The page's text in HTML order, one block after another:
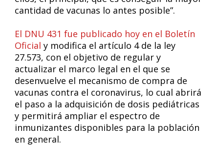
cantidad de vacunas lo antes posible”.
El DNU 431 fue publicado hoy en el Boletín
Oficial y modifica el artículo 4 de la ley
27.573, con el objetivo de regular y
actualizar el marco legal en el que se
desenvuelve el mecanismo de compra de
vacunas contra el coronavirus, lo cual abrirá
el paso a la adquisición de dosis pediátricas
y permitirá ampliar el espectro de
inmunizantes disponibles para la población
en general.